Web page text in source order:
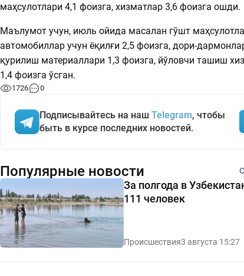
маҳсулотлари 4,1 фоизга, хизматлар 3,6 фоизга ошди.
Маълумот учун, июль ойида масалан гўшт
автомобиллар учун ёқилғи 2,5 фоизга, дори-
қурилиш материаллари 1,3 фоизга, йўловчи ташиш
1,4 фоизга ўсган.
1726 0
Подписывайтесь на наш Telegram, чтобы
быть в курсе последних новостей.
Популярные новости
За полгода в
111 человек
Происшествия3 августа 15:27